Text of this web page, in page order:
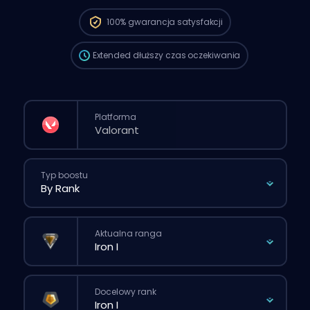
100% gwarancja satysfakcji
standardowym zamówieniu złożonym
przez stronę.
Extended dłuższy czas oczekiwania
Platforma
Typ boostu
Aktualna ranga
Docelowy rank